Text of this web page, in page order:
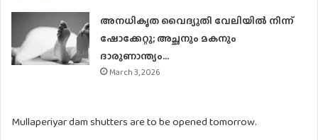
അനധികൃത വൈദ്യുതി വേലിയില്‍ നിന്ന്
ഷോക്കേറ്റു; അച്ഛനും മകനും
ദാരുണാന്ത്യം…
March 3, 2026
Mullaperiyar dam shutters are to be opened tomorrow.